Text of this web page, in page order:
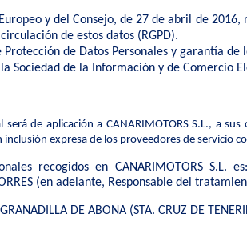
y del Consejo, de 27 de abril de
de estos datos (RGPD).
de Datos Personales y garantía de
Sociedad de la Información y de Comercio
de aplicación a CANARIMOTORS S.L., a
inclusión expresa de los proveedores de servicio
recogidos en CANARIMOTORS S.L.
(en adelante, Responsable del
DE ABONA (STA. CRUZ DE